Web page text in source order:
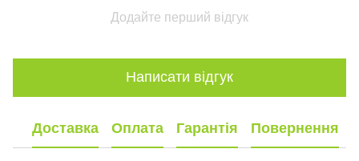
Додайте перший відгук
Написати відгук
Доставка Оплата Гарантія Повернення